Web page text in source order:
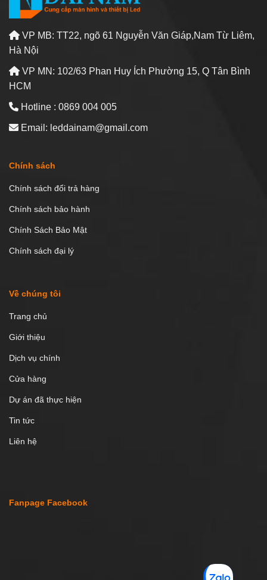
VP MB: TT22, ngõ 61 Nguyễn Văn Giáp,Nam Từ Liêm,
Hà Nội
VP MN: 102/63 Phan Huy Ích Phường 15, Q Tân Bình
HCM
Hotline : 0869 004 005
Email: leddainam@gmail.com
Chính sách
Chính sách đổi trả hàng
Chính sách bảo hành
Chính Sách Bảo Mật
Chính sách đại lý
Về chúng tôi
Trang chủ
Giới thiệu
Dịch vụ chính
Cửa hàng
Dự án đã thực hiện
Tin tức
Liên hệ
Fanpage Facebook